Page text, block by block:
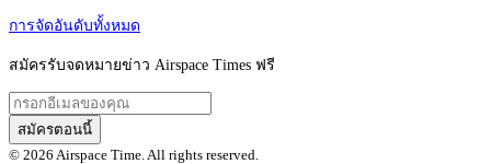
การจัดอันดับทั้งหมด
สมัครรับจดหมายข่าว Airspace Times ฟรี
สมัครตอนนี้
© 2026 Airspace Time. All rights reserved.